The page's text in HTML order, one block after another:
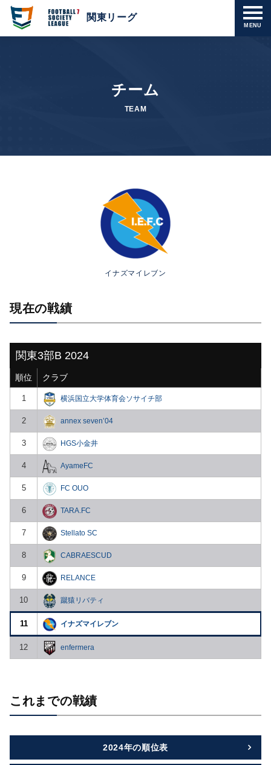
MENU
関東リーグ
チーム
TEAM
イナズマイレブン
現在の戦績
関東3部B 2024
順位 クラブ
1 横浜国立大学体育会ソサイチ部
2 annex seven’04
3 HGS小金井
4 AyameFC
5 FC OUO
6 TARA.FC
7 Stellato SC
8 CABRAESCUD
9 RELANCE
10 蹴猿リバティ
11 イナズマイレブン
12 enfermera
これまでの戦績
2024年の順位表